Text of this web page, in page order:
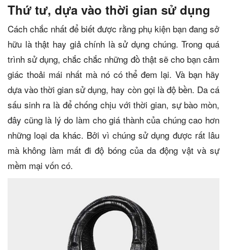
Thứ tư, dựa vào thời gian sử dụng
Cách chắc nhất để biết được rằng phụ kiện bạn đang sở
hữu là thật hay giả chính là sử dụng chúng. Trong quá
trình sử dụng, chắc chắc những đồ thật sẽ cho bạn cảm
giác thoải mái nhất mà nó có thể đem lại. Và bạn hãy
dựa vào thời gian sử dụng, hay còn gọi là độ bền. Da cá
sấu sinh ra là để chống chịu với thời gian, sự bào mòn,
đây cũng là lý do làm cho giá thành của chúng cao hơn
những loại da khác. Bởi vì chúng sử dụng được rất lâu
mà không làm mất đi độ bóng của da động vật và sự
mềm mại vốn có.